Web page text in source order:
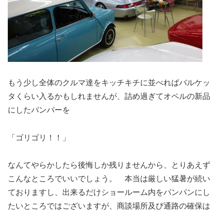
もう少し全体のクルマ達をキッチキチに並べればバルケッ
タくらい入るかもしれませんが、詰め過ぎてオペルの新品
にしたバンパーを
「ゴリゴリ！！」
なんてやらかしたら後悔しか残りませんから、とりあえず
こんなところでいいでしょう。 本当は厳しい猛暑が続い
ておりますし、出来るだけショールーム内をパンパンにし
たいところではございますが、商談場所及び通路の確保は